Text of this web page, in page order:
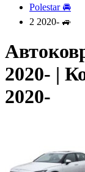
Polestar 🚘
2 2020- 🚙
2020- |
2020-